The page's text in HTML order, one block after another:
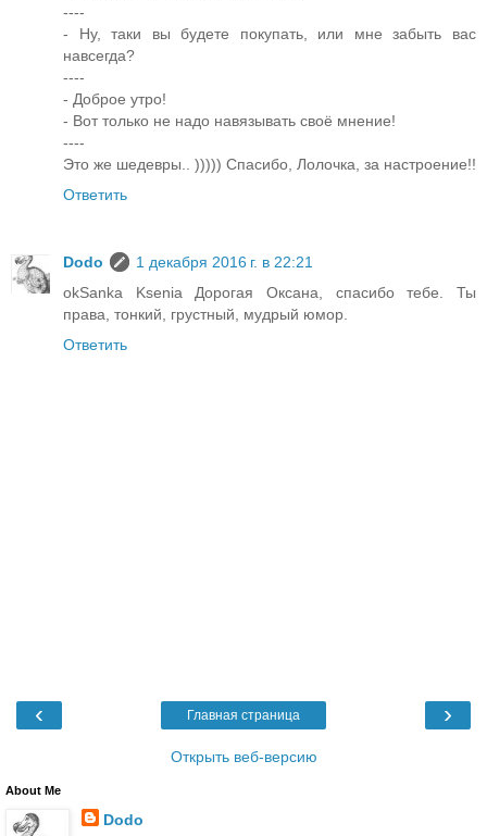
----
- Ну, таки вы будете покупать, или мне забыть вас
навсегда?
----
- Доброе утро!
- Вот только не надо навязывать своё мнение!
----
Это же шедевры.. ))))) Спасибо, Лолочка, за настроение!!
Ответить
Dodo
1 декабря 2016 г. в 22:21
okSanka Ksenia Дорогая Оксана, спасибо тебе. Ты
права, тонкий, грустный, мудрый юмор.
Ответить
‹ ›
Главная страница
Открыть веб-версию
About Me
Dodo